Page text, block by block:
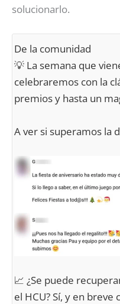
solucionarlo.
De la comunidad
💡 La semana que
celebraremos con la
premios y hasta un
A ver si superamos la
📈 ¿Se puede
el HCU? Sí, y en